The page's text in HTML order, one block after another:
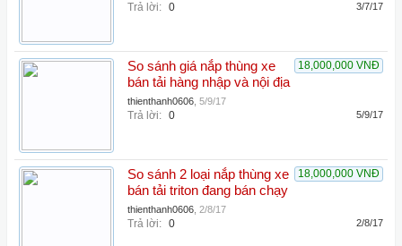
Trả lời: 0 3/7/17
18,000,000 VNĐ
So sánh giá nắp thùng xe
bán tải hàng nhập và nội địa
thienthanh0606 5/9/17
Trả lời: 0 5/9/17
18,000,000 VNĐ
So sánh 2 loại nắp thùng xe
bán tải triton đang bán chạy
thienthanh0606 2/8/17
Trả lời: 0 2/8/17